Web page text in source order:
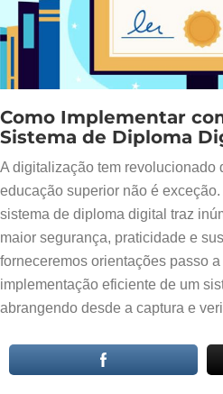
Como Implementar
Sistema de Diploma
A digitalização tem revolucionado
educação superior não é
sistema de diploma digital traz
maior segurança, praticidade e
forneceremos orientações passo
implementação eficiente de um
abrangendo desde a captura e